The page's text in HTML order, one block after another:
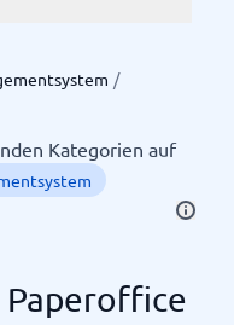
/
Kategorien auf
Paperoffice